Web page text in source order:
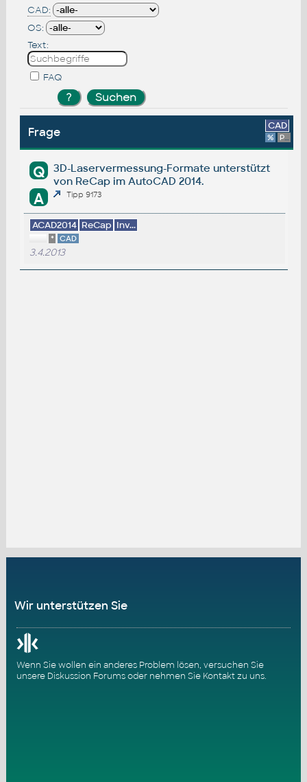
CAD:
OS:
Text:
FAQ
Frage CAD
% Platform
Q
3D-Laservermessung-Formate unterstützt
von ReCap im AutoCAD 2014.
A Tipp 9173
ACAD2014 ReCap Inv...
* CAD
3.4.2013
Wir unterstützen Sie
Wenn Sie wollen ein anderes Problem lösen, versuchen Sie
unsere Diskussion Forumsoder nehmen Sie Kontakt zu uns.